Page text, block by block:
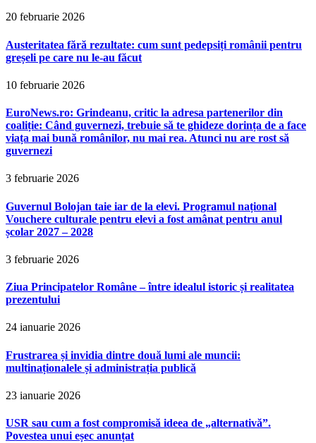
20 februarie 2026
Austeritatea fără rezultate: cum sunt pedepsiți românii pentru
greșeli pe care nu le-au făcut
10 februarie 2026
EuroNews.ro: Grindeanu, critic la adresa partenerilor din
coaliție: Când guvernezi, trebuie să te ghideze dorința de a face
viața mai bună românilor, nu mai rea. Atunci nu are rost să
guvernezi
3 februarie 2026
Guvernul Bolojan taie iar de la elevi. Programul național
Vouchere culturale pentru elevi a fost amânat pentru anul
școlar 2027 – 2028
3 februarie 2026
Ziua Principatelor Române – între idealul istoric și realitatea
prezentului
24 ianuarie 2026
Frustrarea și invidia dintre două lumi ale muncii:
multinaționalele și administrația publică
23 ianuarie 2026
USR sau cum a fost compromisă ideea de „alternativă”.
Povestea unui eșec anunțat